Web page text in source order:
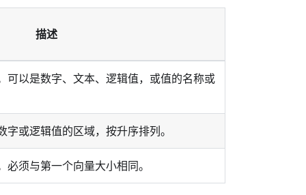
描述
可以是数字、文本、逻辑值，或值的名称或
或逻辑值的区域，按升序排列。
须与第一个向量大小相同。